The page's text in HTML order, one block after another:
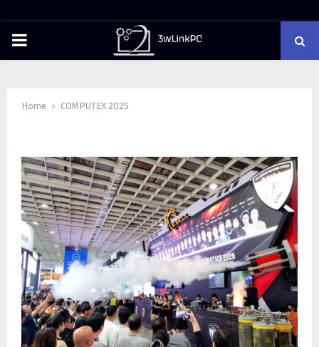
PRIMARY
Home COMPUTEX 2025